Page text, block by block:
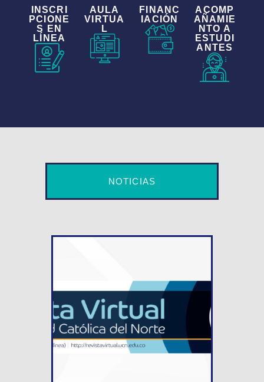
INSCRI
PCIONE
S EN
LÍNEA
AULA
VIRTUA
L
FINANC
IACIÓN
ACOMP
AÑAMIE
NTO A
ESTUDI
ANTES
NOTICIAS